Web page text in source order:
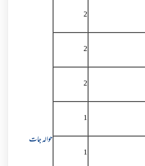
2
2
2
1
1
حوالہ جات